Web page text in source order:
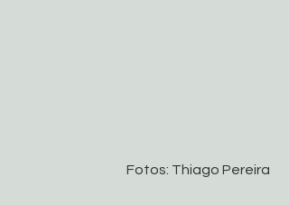
Fotos: Thiago Pereira